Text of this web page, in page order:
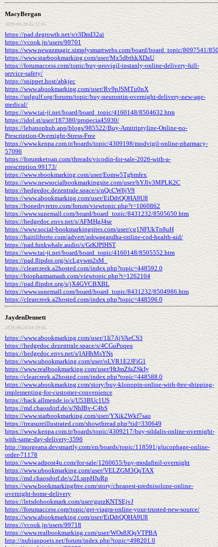
MacyBergan
2026-06-20 05:12:05
https://pad.degrowth.net/s/r3DmI32ai
https://vcook.jp/users/99701
https://www.newazmagic.simplysmartwebs.com/board/board_topic/8097541/
https://www.starbookmarking.com/user/Mx5dbthkXDaU
https://forumaccess.com/topic/buy-provigil-instanly-online-delivery-full-
service-safety/
https://snippet.host/abkjec
https://www.abookmarking.com/user/Rv9pJSMTu0nX
https://sqlgulf.org/forums/topic/buy-neurontin-overnight-delivery-new-age-
medical/
https://www.tai-ji.net/board/board_topic/4160148/8504632.htm
https://idol.st/user/187380/propecia45930/
https://lebanonhub.app/blogs/985522/Buy-Amitriptyline-Online-no-
Prescription-Overnight-Stress-Free
https://www.kenpa.com.tr/boards/topic/4309198/modvigil-online-pharmacy-
57096
https://forumketoan.com/threads/vicodin-for-sale-2026-with-a-
prescription.99173/
https://www.sbookmarking.com/user/Eomw5Tgbmfex
https://www.newsocialbookmarkingsite.com/user/hYJlv3MPLK2C
https://hedgedoc.dezentrale.space/s/qQcCW6jV9
https://www.abookmarking.com/user/EiDdtQOHA9U8
https://bonedryretro.com/forum/viewtopic.php?t=1060862
https://www.sunemall.com/board/board_topic/8431232/8505650.htm
https://hedgedoc.envs.net/s/AFMHgJ4se
https://www.social-bookmarkingsites.com/user/cg1NFUkTn8uH
https://haitiliberte.com/advert/ashwagandha-online-cod-health-aid/
https://pad.funkwhale.audio/s/GrKJPlHST
https://www.tai-ji.net/board/board_topic/4160148/8505552.htm
https://pad.flipdot.org/s/cLgvwm2sM_
https://clearcreek.a2hosted.com/index.php?topic=448592.0
https://biopharmamash.com/viewtopic.php?t=1262104
https://pad.flipdot.org/s/jX4GVCBXBL
https://www.sunemall.com/board/board_topic/8431232/8504986.htm
https://clearcreek.a2hosted.com/index.php?topic=448596.0
JaydenDennett
2026-06-20 04:59:05
https://www.abookmarking.com/user/1Ii7AjVAeCS3
https://hedgedoc.dezentrale.space/s/4CGuPoqeq
https://hedgedoc.envs.net/s/lAHhMsYNs
https://www.ubookmarking.com/user/oLVR1E2JFiG1
https://www.realbookmarking.com/user/HtJmZfaZSkIy
https://clearcreek.a2hosted.com/index.php?topic=448588.0
https://www.abookmarking.com/story/buy-klonopin-online-with-free-shipping-
implementing-for-customer-convenience
https://hack.allmende.io/s/U53BUc1US
https://md.chaosdorf.de/s/NhIBv-C4bS
https://www.starbookmarking.com/user/YXik2Wkf7sao
https://treasureillustrated.com/showthread.php?tid=330649
https://www.kenpa.com.tr/boards/topic/4309217/buy-sildalis-online-overnight-
with-same-day-delivery-3596
http://morgeana.devsmartly.com/en/boards/topic/118591/glucophage-online-
order-71178
https://www.adpost4u.com/for-sale/1260655/buy-modafinil-overnight
https://www.ubookmarking.com/user/VELZGM3QqTAX
https://md.chaosdorf.de/s/2LsppHJuRp
https://www.bookmarkingfree.com/story/cheapest-prednisolone-online-
overnight-home-delivery
https://letsdobookmark.com/user/gqrzKNTSEjvJ
https://forumaccess.com/topic/get-viagra-online-your-trusted-new-source/
https://www.abookmarking.com/user/EiDdtQOHA9U8
https://vcook.jp/users/99718
https://www.realbookmarking.com/user/WOs8JQqVTPBA
http://nubianpoets.net/forum/index.php?topic=498201.0